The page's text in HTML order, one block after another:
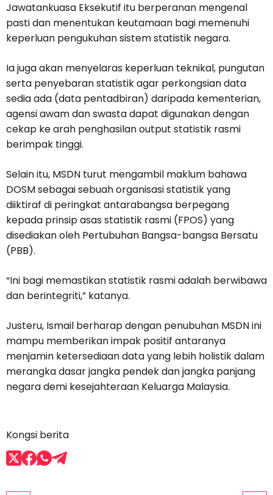
Jawatankuasa Eksekutif itu berperanan mengenal
pasti dan menentukan keutamaan bagi memenuhi
keperluan pengukuhan sistem statistik negara.
Ia juga akan menyelaras keperluan teknikal, pungutan
serta penyebaran statistik agar perkongsian data
sedia ada (data pentadbiran) daripada kementerian,
agensi awam dan swasta dapat digunakan dengan
cekap ke arah penghasilan output statistik rasmi
berimpak tinggi.
Selain itu, MSDN turut mengambil maklum bahawa
DOSM sebagai sebuah organisasi statistik yang
diiktiraf di peringkat antarabangsa berpegang
kepada prinsip asas statistik rasmi (FPOS) yang
disediakan oleh Pertubuhan Bangsa-bangsa Bersatu
(PBB).
“Ini bagi memastikan statistik rasmi adalah berwibawa
dan berintegriti,” katanya.
Justeru, Ismail berharap dengan penubuhan MSDN ini
mampu memberikan impak positif antaranya
menjamin ketersediaan data yang lebih holistik dalam
merangka dasar jangka pendek dan jangka panjang
negara demi kesejahteraan Keluarga Malaysia.
Kongsi berita